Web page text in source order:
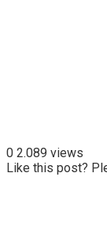
0 2.089 views
Like this post?